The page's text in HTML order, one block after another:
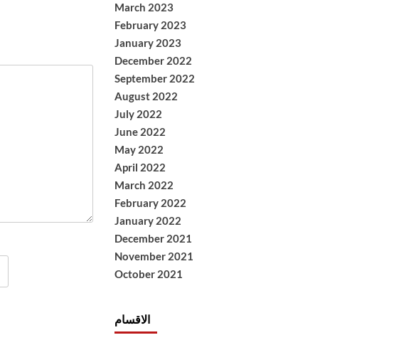
March 2023
February 2023
January 2023
December 2022
September 2022
August 2022
July 2022
June 2022
May 2022
April 2022
March 2022
February 2022
January 2022
December 2021
November 2021
October 2021
الاقسام